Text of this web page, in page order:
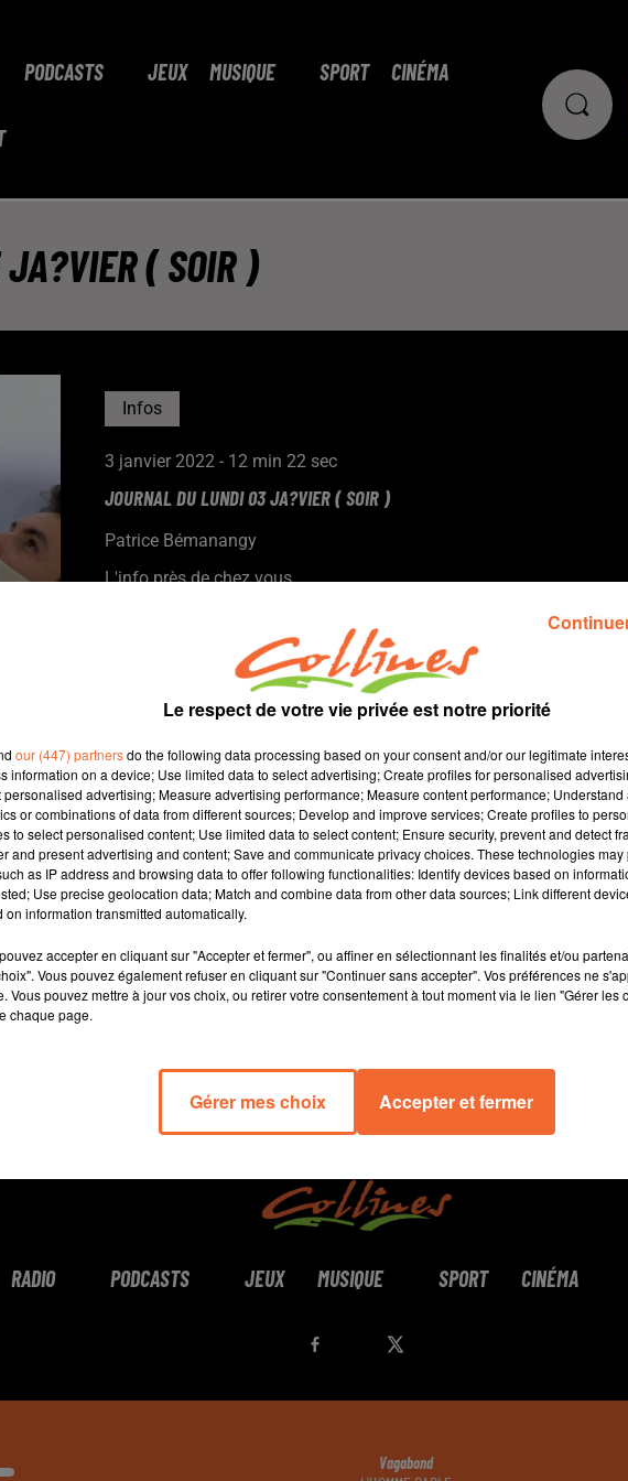
PODCASTS JEUX MUSIQUE SPORT CINÉMA
( SOIR )
Infos
3 janvier 2022 - 12 min 22 sec
JOURNAL DU LUNDI 03 JA?VIER ( SOIR )
Patrice Bémanangy
L'info près de chez vous.
La FSU principal syndicat enseignant aurait souhaité le report
Le Fauteuil rouge de Bressuire lance le concept " Séance Carte
Blanche "
La soirée " Pestige " 2022 du CJD Nord Deux-Sèvres aura lieu le
12 Mai à Bocapole
12 min 22 sec
RADIO PODCASTS JEUX MUSIQUE SPORT CINÉMA
Vagabond
Le respect de votre vie privée est notre priorité
our (447) partnersdo the following data processing based on your consent and/or our legitimate
information on a device; Use limited data to select advertising; Create profiles for personalised
personalised advertising; Measure advertising performance; Measure content performance;
or combinations of data from different sources; Develop and improve services; Create profiles to
to select personalised content; Use limited data to select content; Ensure security, prevent and detect
and present advertising and content; Save and communicate privacy choices. These technologies
as IP address and browsing data to offer following functionalities: Identify devices based on
Use precise geolocation data; Match and combine data from other data sources; Link different
on information transmitted automatically.
accepter en cliquant sur "Accepter et fermer", ou affiner en sélectionnant les finalités et/ou
Vous pouvez également refuser en cliquant sur "Continuer sans accepter". Vos préférences ne
Vous pouvez mettre à jour vos choix, ou retirer votre consentement à tout moment via le lien "Gérer les
chaque page.
Gérer mes choix Accepter et fermer